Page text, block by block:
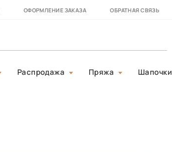
ОФОРМЛЕНИЕ ЗАКАЗА ОБРАТНАЯ СВЯЗЬ
Распродажа Пряжа Шапочки